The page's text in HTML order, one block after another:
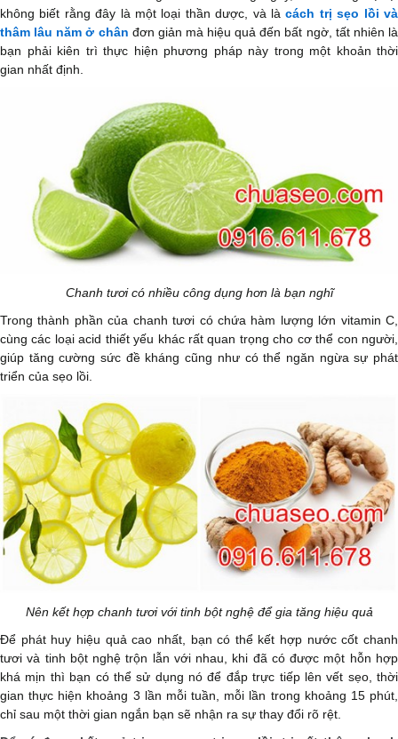
không biết rằng đây là một loại thần dược, và làcách trị sẹo lồi và
thâm lâu năm ở chân đơn giản mà hiệu quả đến bất ngờ, tất nhiên là
bạn phải kiên trì thực hiện phương pháp này trong một khoản thời
gian nhất định.
Chanh tươi có nhiều công dụng hơn là bạn nghĩ
Trong thành phần của chanh tươi có chứa hàm lượng lớn vitamin C,
cùng các loại acid thiết yếu khác rất quan trọng cho cơ thể con người,
giúp tăng cường sức đề kháng cũng như có thể ngăn ngừa sự phát
triển của sẹo lồi.
Nên kết hợp chanh tươi với tinh bột nghệ để gia tăng hiệu quả
Để phát huy hiệu quả cao nhất, bạn có thể kết hợp nước cốt chanh
tươi và tinh bột nghệ trộn lẫn với nhau, khi đã có được một hỗn hợp
khá mịn thì bạn có thể sử dụng nó để đắp trực tiếp lên vết sẹo, thời
gian thực hiện khoảng 3 lần mỗi tuần, mỗi lần trong khoảng 15 phút,
chỉ sau một thời gian ngắn bạn sẽ nhận ra sự thay đổi rõ rệt.